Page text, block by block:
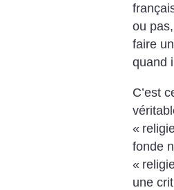
ou
faire
quand
C’est
«
fonde
«
une